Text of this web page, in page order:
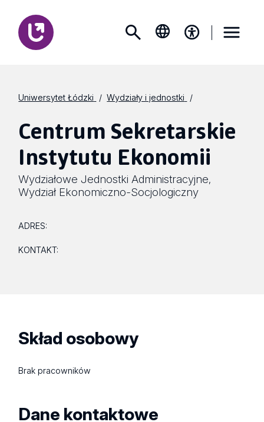
Uniwersytet Łódzki Wydziały i jednostki
Centrum Sekretarskie
Instytutu Ekonomii
Wydziałowe Jednostki Administracyjne,
Wydział Ekonomiczno-Socjologiczny
ADRES:
KONTAKT:
Skład osobowy
Brak pracowników
Dane kontaktowe